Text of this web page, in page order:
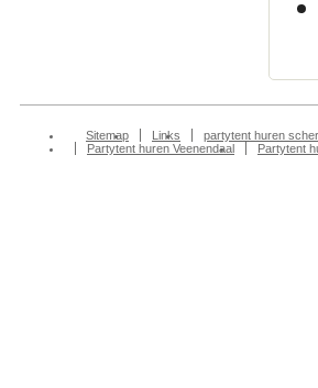
Sitemap Links partytent huren
Partytent huren Veenendaal
Partytent